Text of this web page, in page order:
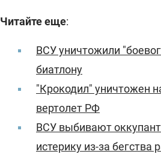
Читайте еще:
ВСУ уничтожили
биатлону
"Крокодил" уничтожен
вертолет РФ
ВСУ выбивают
истерику из-за бегства